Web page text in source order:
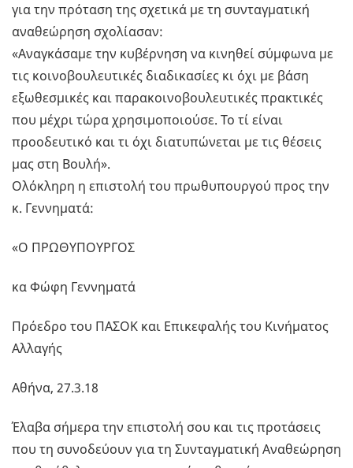
για την πρόταση της σχετικά με τη συνταγματική
αναθεώρηση σχολίασαν:
«Αναγκάσαμε την κυβέρνηση να κινηθεί σύμφωνα με
τις κοινοβουλευτικές διαδικασίες κι όχι με βάση
εξωθεσμικές και παρακοινοβουλευτικές πρακτικές
που μέχρι τώρα χρησιμοποιούσε. Το τί είναι
προοδευτικό και τι όχι διατυπώνεται με τις θέσεις
μας στη Βουλή».
Ολόκληρη η επιστολή του πρωθυπουργού προς την
κ. Γεννηματά:
«Ο ΠΡΩΘΥΠΟΥΡΓΟΣ
κα Φώφη Γεννηματά
Πρόεδρο του ΠΑΣΟΚ και Επικεφαλής του Κινήματος
Αλλαγής
Αθήνα, 27.3.18
Έλαβα σήμερα την επιστολή σου και τις προτάσεις
που τη συνοδεύουν για τη Συνταγματική Αναθεώρηση